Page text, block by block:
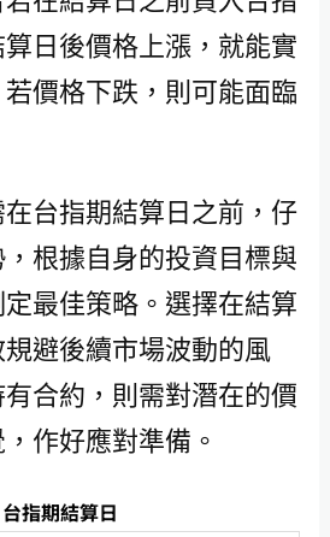
日後價格上漲，就能實
價格下跌，則可能面臨
台指期結算日之前，仔
根據自身的投資目標與
最佳策略。選擇在結算
避後續市場波動的風
合約，則需對潛在的價
作好應對準備。
台指期結算日